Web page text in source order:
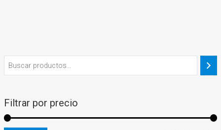
Filtrar por precio